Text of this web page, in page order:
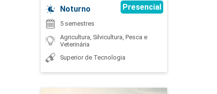
BIOSSEGURIDADE E SAÚDE ANIMAL
GUILHERME COSTA VENTURINI
Noturno
Presencial
5 semestres
Agricultura, Silvicultura, Pesca e
Veterinária
Superior de Tecnologia